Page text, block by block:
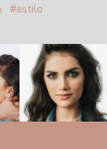
#estilo